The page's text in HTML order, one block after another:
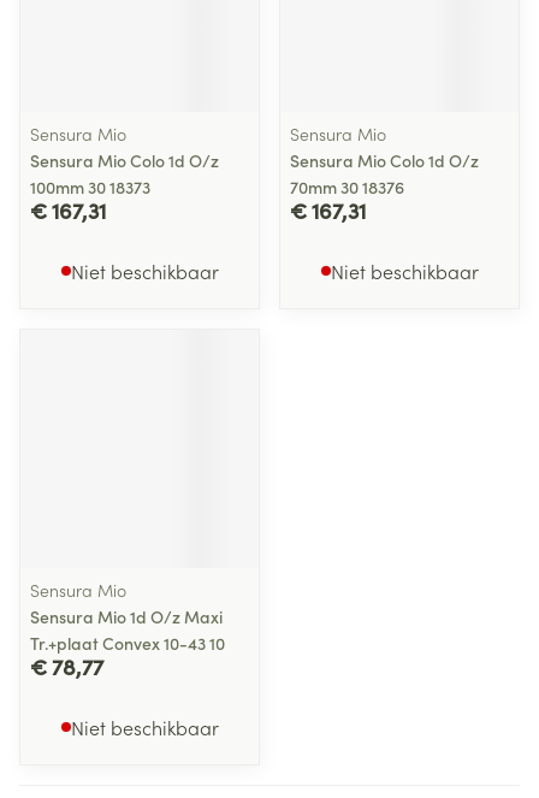
Sensura Mio
Sensura Mio Colo 1d O/z
100mm 30 18373
€ 167,31
Niet beschikbaar
Sensura Mio
Sensura Mio Colo 1d O/z
70mm 30 18376
€ 167,31
Niet beschikbaar
Sensura Mio
Sensura Mio 1d O/z Maxi
Tr.+plaat Convex 10-43 10
€ 78,77
Niet beschikbaar